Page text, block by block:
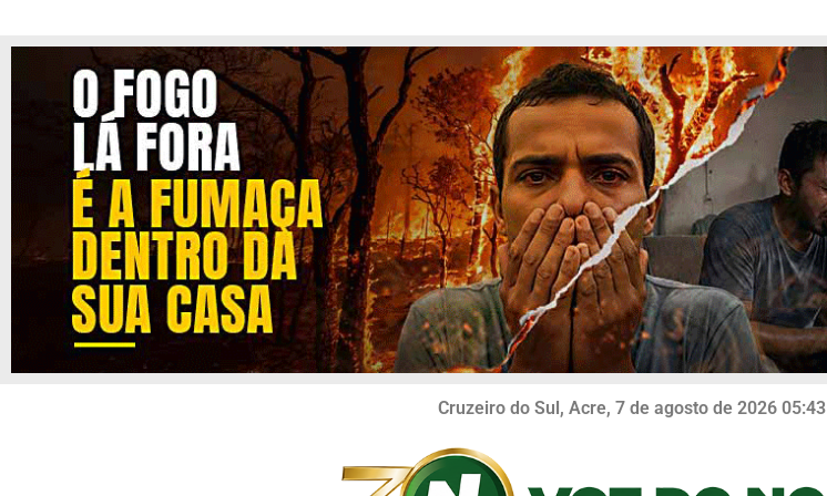
Cruzeiro do Sul, Acre, 7 de agosto de 2026 05:43